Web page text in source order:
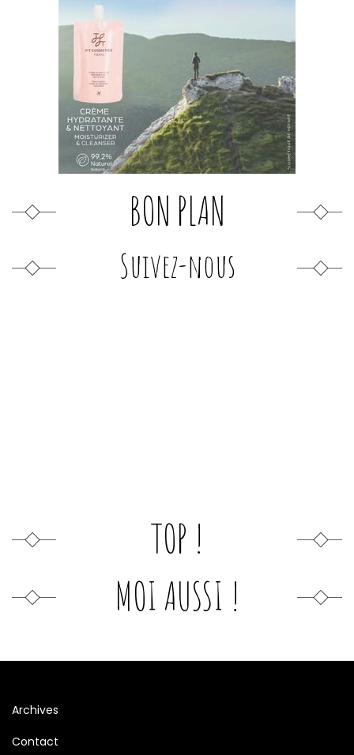
BON PLAN
Suivez-nous
TOP !
MOI AUSSI !
Archives
Contact